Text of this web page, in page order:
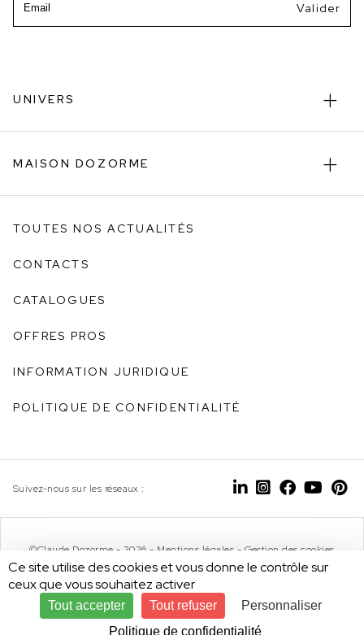
UNIVERS
MAISON DOZORME
TOUTES NOS ACTUALITÉS
CONTACTS
CATALOGUES
OFFRES PROS
INFORMATION JURIDIQUE
POLITIQUE DE CONFIDENTIALITÉ
Suivez-nous sur les réseaux :
©Claude Dozorme - 2026 - Mentions légales - Gestion des cookies
Design by
Ce site utilise des cookies et vous donne le contrôle sur
ceux que vous souhaitez activer
Tout accepter Tout refuser
Personnaliser
Politique de confidentialité